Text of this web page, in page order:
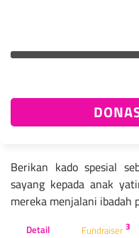
Berikan kado spesial
sayang kepada anak
mereka menjalani ibadah
Detail Fundraiser3